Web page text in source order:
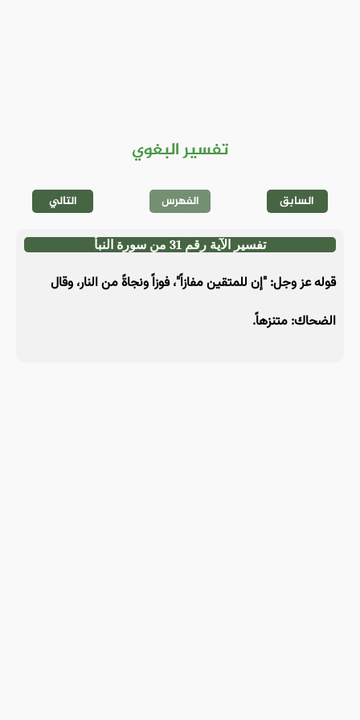
تفسير البغوي
السابق الفهرس التالي
تفسير الآية رقم 31 من سورة النبأ
قوله عز وجل: "إن للمتقين مفازاً"، فوزاً ونجاةً من النار، وقال
الضحاك: متنزهاً.